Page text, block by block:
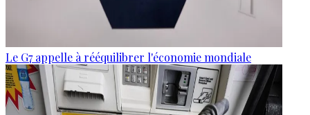
Le G7 appelle à rééquilibrer l'économie mondiale